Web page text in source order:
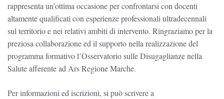
rappresenta un’ottima occasione per confrontarsi con docenti
altamente qualificati con esperienze professionali ultradecennali
sul territorio e nei relativi ambiti di intervento. Ringraziamo per la
preziosa collaborazione ed il supporto nella realizzazione del
programma formativo l’Osservatorio sulle Disugaglianze nella
Salute afferente ad Ars Regione Marche.
Per informazioni ed iscrizioni, si può scrivere a